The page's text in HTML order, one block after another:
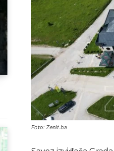
Foto: Zenit.ba